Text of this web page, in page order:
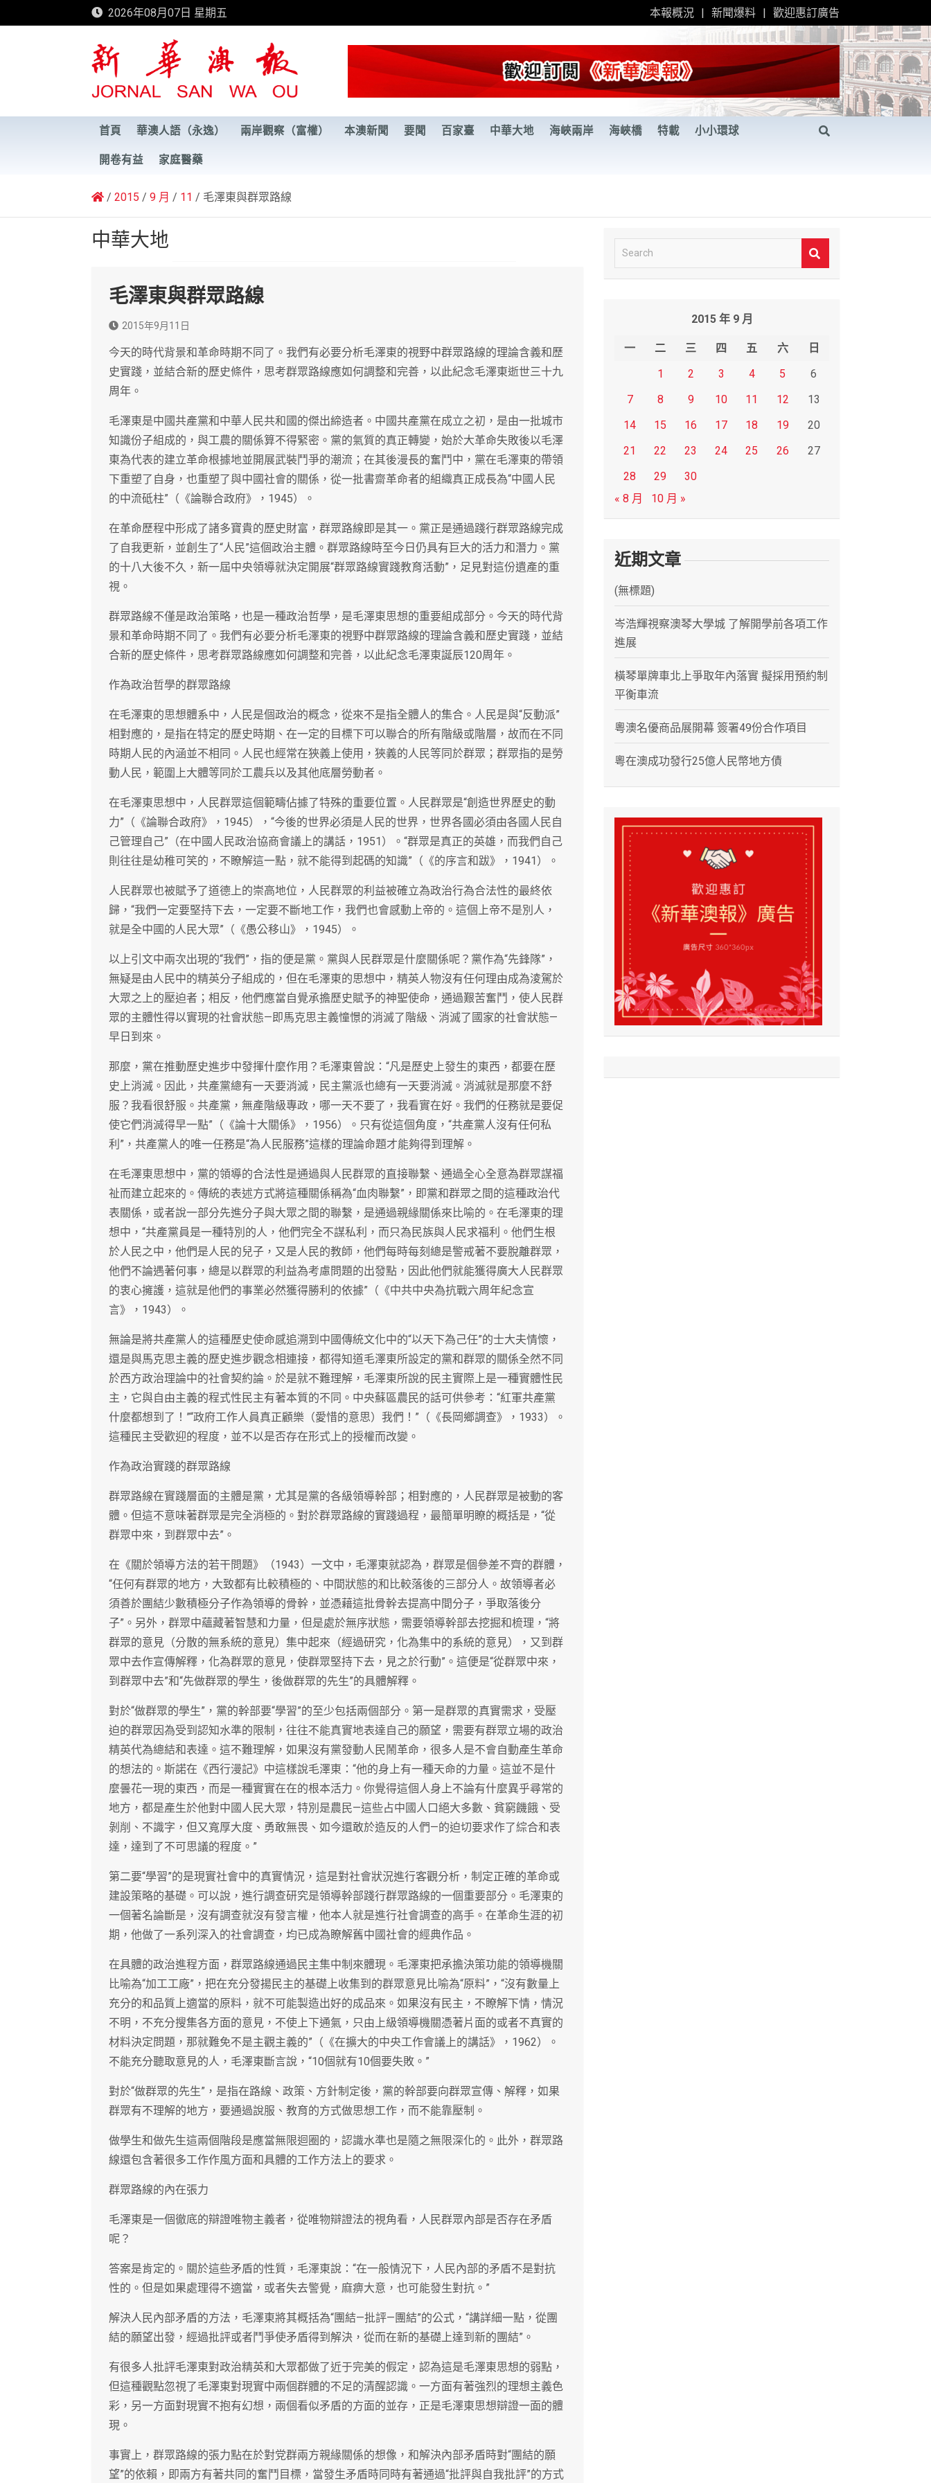
to
2026年08月07日 星期五 本報概況 新聞爆料 歡迎惠訂廣告
新華澳報
首頁 華澳人語（永逸） 兩岸觀察（富權） 本澳新聞 要聞 百家臺 中華大地 海峽兩岸 海峽橋 特載 小小環球
開卷有益 家庭醫藥
2015 9 月 11 毛澤東與群眾路線
中華大地
毛澤東與群眾路線
2015年9月11日
今天的時代背景和革命時期不同了。我們有必要分析毛澤東的視野中群眾路線的理論含義和歷
史實踐，並結合新的歷史條件，思考群眾路線應如何調整和完善，以此紀念毛澤東逝世三十九
周年。
毛澤東是中國共產黨和中華人民共和國的傑出締造者。中國共產黨在成立之初，是由一批城市
知識份子組成的，與工農的關係算不得緊密。黨的氣質的真正轉變，始於大革命失敗後以毛澤
東為代表的建立革命根據地並開展武裝鬥爭的潮流；在其後漫長的奮鬥中，黨在毛澤東的帶領
下重塑了自身，也重塑了與中國社會的關係，從一批書齋革命者的組織真正成長為“中國人民
的中流砥柱”（《論聯合政府》，1945）。
在革命歷程中形成了諸多寶貴的歷史財富，群眾路線即是其一。黨正是通過踐行群眾路線完成
了自我更新，並創生了“人民”這個政治主體。群眾路線時至今日仍具有巨大的活力和潛力。黨
的十八大後不久，新一屆中央領導就決定開展“群眾路線實踐教育活動”，足見對這份遺產的重
視。
群眾路線不僅是政治策略，也是一種政治哲學，是毛澤東思想的重要組成部分。今天的時代背
景和革命時期不同了。我們有必要分析毛澤東的視野中群眾路線的理論含義和歷史實踐，並結
合新的歷史條件，思考群眾路線應如何調整和完善，以此紀念毛澤東誕辰120周年。
作為政治哲學的群眾路線
在毛澤東的思想體系中，人民是個政治的概念，從來不是指全體人的集合。人民是與“反動派”
相對應的，是指在特定的歷史時期、在一定的目標下可以聯合的所有階級或階層，故而在不同
時期人民的內涵並不相同。人民也經常在狹義上使用，狹義的人民等同於群眾；群眾指的是勞
動人民，範圍上大體等同於工農兵以及其他底層勞動者。
在毛澤東思想中，人民群眾這個範疇佔據了特殊的重要位置。人民群眾是“創造世界歷史的動
力”（《論聯合政府》，1945），“今後的世界必須是人民的世界，世界各國必須由各國人民自
己管理自己”（在中國人民政治協商會議上的講話，1951）。“群眾是真正的英雄，而我們自己
則往往是幼稚可笑的，不瞭解這一點，就不能得到起碼的知識”（《的序言和跋》，1941）。
人民群眾也被賦予了道德上的崇高地位，人民群眾的利益被確立為政治行為合法性的最終依
歸，“我們一定要堅持下去，一定要不斷地工作，我們也會感動上帝的。這個上帝不是別人，
就是全中國的人民大眾”（《愚公移山》，1945）。
以上引文中兩次出現的“我們”，指的便是黨。黨與人民群眾是什麼關係呢？黨作為“先鋒隊”，
無疑是由人民中的精英分子組成的，但在毛澤東的思想中，精英人物沒有任何理由成為淩駕於
大眾之上的壓迫者；相反，他們應當自覺承擔歷史賦予的神聖使命，通過艱苦奮鬥，使人民群
眾的主體性得以實現的社會狀態—即馬克思主義憧憬的消滅了階級、消滅了國家的社會狀態—
早日到來。
那麼，黨在推動歷史進步中發揮什麼作用？毛澤東曾說：“凡是歷史上發生的東西，都要在歷
史上消滅。因此，共產黨總有一天要消滅，民主黨派也總有一天要消滅。消滅就是那麼不舒
服？我看很舒服。共產黨，無產階級專政，哪一天不要了，我看實在好。我們的任務就是要促
使它們消滅得早一點”（《論十大關係》，1956）。只有從這個角度，“共產黨人沒有任何私
利”，共產黨人的唯一任務是“為人民服務”這樣的理論命題才能夠得到理解。
在毛澤東思想中，黨的領導的合法性是通過與人民群眾的直接聯繫、通過全心全意為群眾謀福
祉而建立起來的。傳統的表述方式將這種關係稱為“血肉聯繫”，即黨和群眾之間的這種政治代
表關係，或者說一部分先進分子與大眾之間的聯繫，是通過親緣關係來比喻的。在毛澤東的理
想中，“共產黨員是一種特別的人，他們完全不謀私利，而只為民族與人民求福利。他們生根
於人民之中，他們是人民的兒子，又是人民的教師，他們每時每刻總是警戒著不要脫離群眾，
他們不論遇著何事，總是以群眾的利益為考慮問題的出發點，因此他們就能獲得廣大人民群眾
的衷心擁護，這就是他們的事業必然獲得勝利的依據”（《中共中央為抗戰六周年紀念宣
言》，1943）。
無論是將共產黨人的這種歷史使命感追溯到中國傳統文化中的“以天下為己任”的士大夫情懷，
還是與馬克思主義的歷史進步觀念相連接，都得知道毛澤東所設定的黨和群眾的關係全然不同
於西方政治理論中的社會契約論。於是就不難理解，毛澤東所說的民主實際上是一種實體性民
主，它與自由主義的程式性民主有著本質的不同。中央蘇區農民的話可供參考：“紅軍共產黨
什麼都想到了！”“政府工作人員真正顧樂（愛惜的意思）我們！”（《長岡鄉調查》，1933）。
這種民主受歡迎的程度，並不以是否存在形式上的授權而改變。
作為政治實踐的群眾路線
群眾路線在實踐層面的主體是黨，尤其是黨的各級領導幹部；相對應的，人民群眾是被動的客
體。但這不意味著群眾是完全消極的。對於群眾路線的實踐過程，最簡單明瞭的概括是，“從
群眾中來，到群眾中去”。
在《關於領導方法的若干問題》（1943）一文中，毛澤東就認為，群眾是個參差不齊的群體，
“任何有群眾的地方，大致都有比較積極的、中間狀態的和比較落後的三部分人。故領導者必
須善於團結少數積極分子作為領導的骨幹，並憑藉這批骨幹去提高中間分子，爭取落後分
子”。另外，群眾中蘊藏著智慧和力量，但是處於無序狀態，需要領導幹部去挖掘和梳理，“將
群眾的意見（分散的無系統的意見）集中起來（經過研究，化為集中的系統的意見），又到群
眾中去作宣傳解釋，化為群眾的意見，使群眾堅持下去，見之於行動”。這便是“從群眾中來，
到群眾中去”和“先做群眾的學生，後做群眾的先生”的具體解釋。
對於“做群眾的學生”，黨的幹部要“學習”的至少包括兩個部分。第一是群眾的真實需求，受壓
迫的群眾因為受到認知水準的限制，往往不能真實地表達自己的願望，需要有群眾立場的政治
精英代為總結和表達。這不難理解，如果沒有黨發動人民鬧革命，很多人是不會自動產生革命
的想法的。斯諾在《西行漫記》中這樣說毛澤東：“他的身上有一種天命的力量。這並不是什
麼曇花一現的東西，而是一種實實在在的根本活力。你覺得這個人身上不論有什麼異乎尋常的
地方，都是產生於他對中國人民大眾，特別是農民—這些占中國人口絕大多數、貧窮饑餓、受
剝削、不識字，但又寬厚大度、勇敢無畏、如今還敢於造反的人們—的迫切要求作了綜合和表
達，達到了不可思議的程度。”
第二要“學習”的是現實社會中的真實情況，這是對社會狀況進行客觀分析，制定正確的革命或
建設策略的基礎。可以說，進行調查研究是領導幹部踐行群眾路線的一個重要部分。毛澤東的
一個著名論斷是，沒有調查就沒有發言權，他本人就是進行社會調查的高手。在革命生涯的初
期，他做了一系列深入的社會調查，均已成為瞭解舊中國社會的經典作品。
在具體的政治進程方面，群眾路線通過民主集中制來體現。毛澤東把承擔決策功能的領導機關
比喻為“加工工廠”，把在充分發揚民主的基礎上收集到的群眾意見比喻為“原料”，“沒有數量上
充分的和品質上適當的原料，就不可能製造出好的成品來。如果沒有民主，不瞭解下情，情況
不明，不充分搜集各方面的意見，不使上下通氣，只由上級領導機關憑著片面的或者不真實的
材料決定問題，那就難免不是主觀主義的”（《在擴大的中央工作會議上的講話》，1962）。
不能充分聽取意見的人，毛澤東斷言說，“10個就有10個要失敗。”
對於“做群眾的先生”，是指在路線、政策、方針制定後，黨的幹部要向群眾宣傳、解釋，如果
群眾有不理解的地方，要通過說服、教育的方式做思想工作，而不能靠壓制。
做學生和做先生這兩個階段是應當無限迴圈的，認識水準也是隨之無限深化的。此外，群眾路
線還包含著很多工作作風方面和具體的工作方法上的要求。
群眾路線的內在張力
毛澤東是一個徹底的辯證唯物主義者，從唯物辯證法的視角看，人民群眾內部是否存在矛盾
呢？
答案是肯定的。關於這些矛盾的性質，毛澤東說：“在一般情況下，人民內部的矛盾不是對抗
性的。但是如果處理得不適當，或者失去警覺，麻痹大意，也可能發生對抗。”
解決人民內部矛盾的方法，毛澤東將其概括為“團結—批評—團結”的公式，“講詳細一點，從團
結的願望出發，經過批評或者鬥爭使矛盾得到解決，從而在新的基礎上達到新的團結”。
有很多人批評毛澤東對政治精英和大眾都做了近于完美的假定，認為這是毛澤東思想的弱點，
但這種觀點忽視了毛澤東對現實中兩個群體的不足的清醒認識。一方面有著強烈的理想主義色
彩，另一方面對現實不抱有幻想，兩個看似矛盾的方面的並存，正是毛澤東思想辯證一面的體
現。
事實上，群眾路線的張力點在於對党群兩方親緣關係的想像，和解決內部矛盾時對“團結的願
望”的依賴，即兩方有著共同的奮鬥目標，當發生矛盾時同時有著通過“批評與自我批評”的方式
e
2015 年 9 月
一 二 三 四 五 六
日
1
2 3 4 5
6
7
8 9 10 11 12
13
14
15 16 17 18 19
20
21
22 23 24 25 26
27
28
29
30
« 8 月
10 月 »
近期文章
(無標題)
岑浩輝視察澳琴大學城 了解開學前各項工作
進展
橫琴單牌車北上爭取年內落實 擬採用預約制
平衡車流
粵澳名優商品展開幕 簽署49份合作項目
粵在澳成功發行25億人民幣地方債